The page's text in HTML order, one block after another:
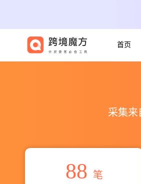
首页
采集来
88 笔